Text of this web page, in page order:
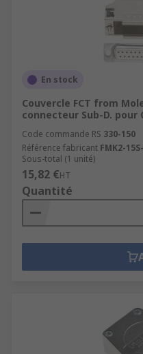
En stock
Couvercle FCT from
connecteur Sub-D. pour
Code commande RS 330-150
Référence fabricant FMK2-
Sous-total (1 unité)
15,82 €HT
Quantité